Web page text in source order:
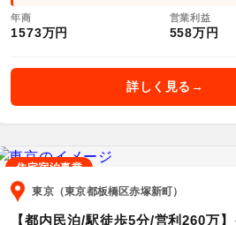
年商
1573万円
営業利益
558万円
詳しく見る
住宅宿泊事業
東京（東京都板橋区赤塚新町）
【都内民泊/駅徒歩5分/営利260万